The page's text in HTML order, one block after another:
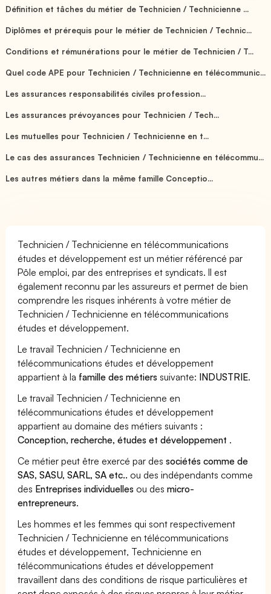
Définition et tâches du métier de Technicien / Technicienne ...
Diplômes et prérequis pour le métier de Technicien / Technic...
Conditions et rémunérations pour le métier de Technicien / T...
Quel code APE pour Technicien / Technicienne en télécommunic...
Les assurances responsabilités civiles profession...
Les assurances prévoyances pour Technicien / Tech...
Les mutuelles pour Technicien / Technicienne en t...
Le cas des assurances Technicien / Technicienne en télécommu...
Les autres métiers dans la même famille Conceptio...
Technicien / Technicienne en télécommunications
études et développement est un métier référencé par
Pôle emploi, par des entreprises et syndicats. Il est
également reconnu par les assureurs et permet de bien
comprendre les risques inhérents à votre métier de
Technicien / Technicienne en télécommunications
études et développement.
Le travail Technicien / Technicienne en
télécommunications études et développement
appartient à la famille des métiers suivante: INDUSTRIE.
Le travail Technicien / Technicienne en
télécommunications études et développement
appartient au domaine des métiers suivants :
Conception, recherche, études et développement .
Ce métier peut être exercé par dessociétés comme de
SAS, SASU, SARL, SA etc.. ou des indépendants comme
des Entreprises individuelles ou desmicro-
entrepreneurs.
Les hommes et les femmes qui sont respectivement
Technicien / Technicienne en télécommunications
études et développement, Technicienne en
télécommunications études et développement
travaillent dans des conditions de risque particulières et